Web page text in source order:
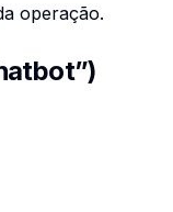
operação.